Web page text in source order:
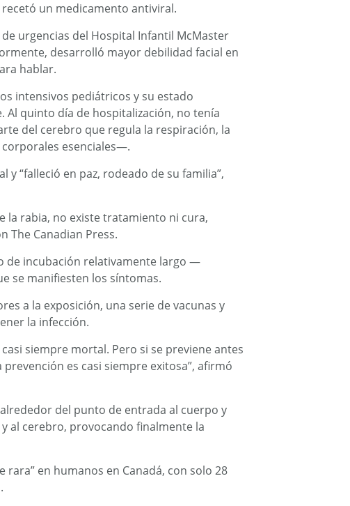
un medicamento antiviral.
urgencias del Hospital Infantil McMaster
desarrolló mayor debilidad facial en
hablar.
intensivos pediátricos y su estado
quinto día de hospitalización, no tenía
del cerebro que regula la respiración, la
esenciales—.
“falleció en paz, rodeado de su familia”,
la rabia, no existe tratamiento ni cura,
The Canadian Press.
de incubación relativamente largo —
se manifiesten los síntomas.
a la exposición, una serie de vacunas y
la infección.
siempre mortal. Pero si se previene antes
es casi siempre exitosa”, afirmó
del punto de entrada al cuerpo y
al cerebro, provocando finalmente la
en humanos en Canadá, con solo 28